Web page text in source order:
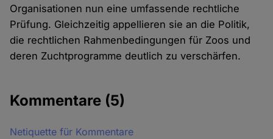
Organisationen nun eine umfassende rechtliche
Prüfung. Gleichzeitig appellieren sie an die Politik,
die rechtlichen Rahmenbedingungen für Zoos und
deren Zuchtprogramme deutlich zu verschärfen.
Kommentare (5)
Netiquette für Kommentare